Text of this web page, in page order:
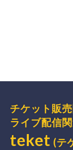
チケット販
ライブ配信関
teket (テ